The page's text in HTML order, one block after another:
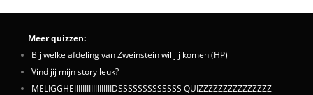
Meer quizzen:
Bij welke afdeling van Zweinstein wil jij komen (HP)
Vind jij mijn story leuk?
MELIGGHEIIIIIIIIIIIIIIIIIIDSSSSSSSSSSSSS QUIZZZZZZZZZZZZZZZ